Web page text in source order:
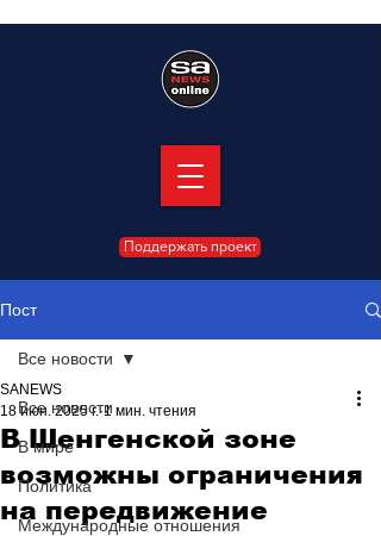
Поддержать проект
Пост
Все новости
В мире
Политика
Международные отношения
Все новости
В Шенгенской зоне
возможны ограничения
на передвижение
SANEWS
18 июн. 2025 г. 1 мин. чтения